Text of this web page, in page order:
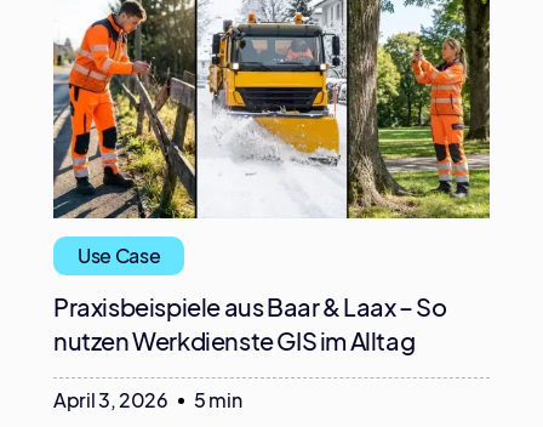
Use Case
Praxisbeispiele aus Baar & Laax – So
nutzen Werkdienste GIS im Alltag
April 3, 2026 5 min